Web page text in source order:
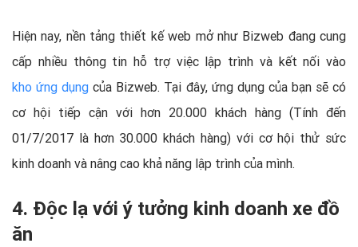
Hiện nay, nền tảng thiết kế web mở như Bizweb đang cung
cấp nhiều thông tin hỗ trợ việc lập trình và kết nối vào
kho ứng dụng của Bizweb. Tại đây, ứng dụng của bạn sẽ có
cơ hội tiếp cận với hơn 20.000 khách hàng (Tính đến
01/7/2017 là hơn 30.000 khách hàng) với cơ hội thử sức
kinh doanh và nâng cao khả năng lập trình của mình.
4. Độc lạ với ý tưởng kinh doanh xe đồ
ăn